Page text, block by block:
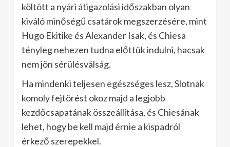
költött a nyári átigazolási időszakban olyan
kiváló minőségű csatárok megszerzésére, mint
Hugo Ekitike és Alexander Isak, és Chiesa
tényleg nehezen tudna előttük indulni, hacsak
nem jön sérülésválság.
Ha mindenki teljesen egészséges lesz, Slotnak
komoly fejtörést okoz majd a legjobb
kezdőcsapatának összeállítása, és Chiesának
lehet, hogy be kell majd érnie a kispadról
érkező szerepekkel.